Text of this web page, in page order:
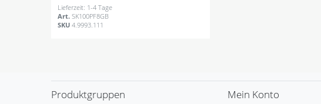
Lieferzeit: 1-4 Tage
Art.SK100PF8GB
SKU4.9993.111
Produktgruppen Mein Konto